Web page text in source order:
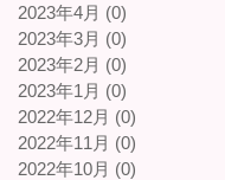
2023年4月 (0)
2023年3月 (0)
2023年2月 (0)
2023年1月 (0)
2022年12月 (0)
2022年11月 (0)
2022年10月 (0)